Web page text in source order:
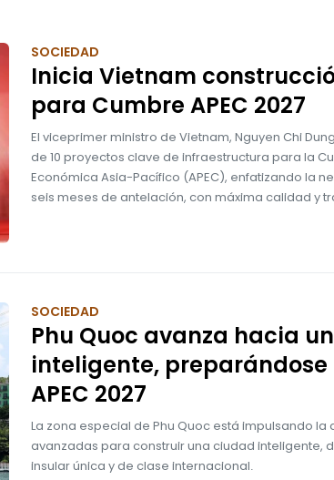
SOCIEDAD
Inicia Vietnam
para Cumbre APEC 2027
El viceprimer ministro de Vietnam, Nguyen Chi
de 10 proyectos clave de infraestructura para la
Económica Asia-Pacífico (APEC), enfatizando la
seis meses de antelación, con máxima calidad y
SOCIEDAD
Phu Quoc avanza hacia
inteligente,
APEC 2027
La zona especial de Phu Quoc está impulsando
avanzadas para construir una ciudad inteligente,
insular única y de clase internacional.